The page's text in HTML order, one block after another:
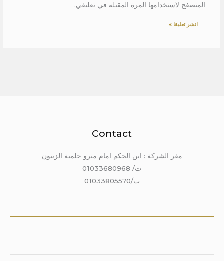
المتصفح لاستخدامها المرة المقبلة في تعليقي.
Contact
مقر الشركة : ابن الحكم امام مترو حلمية الزيتون
ت/ 01033680968
ت/01033805570